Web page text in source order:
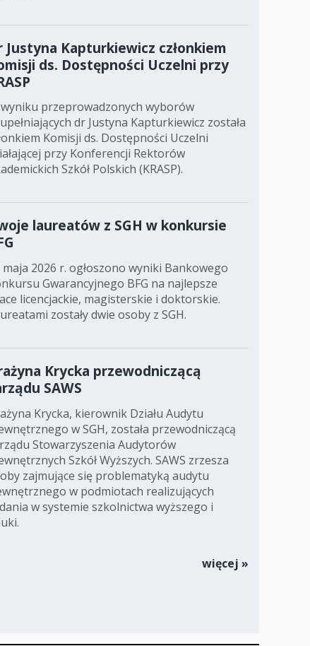
Justyna Kapturkiewicz członkiem
ds. Dostępności Uczelni przy
przeprowadzonych wyborów
dr Justyna Kapturkiewicz została
Komisji ds. Dostępności Uczelni
przy Konferencji Rektorów
Szkół Polskich (KRASP).
laureatów z SGH w konkursie
maja 2026 r. ogłoszono wyniki Bankowego
Gwarancyjnego BFG na najlepsze
licencjackie, magisterskie i doktorskie.
zostały dwie osoby z SGH.
Krycka przewodniczącą
SAWS
Krycka, kierownik Działu Audytu
w SGH, została przewodniczącą
Stowarzyszenia Audytorów
Szkół Wyższych. SAWS zrzesza
zajmujące się problematyką audytu
w podmiotach realizujących
w systemie szkolnictwa wyższego i
więcej »